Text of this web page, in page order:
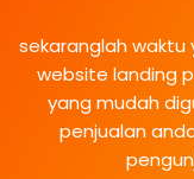
sekaranglah
website landing
yang mudah
penjualan